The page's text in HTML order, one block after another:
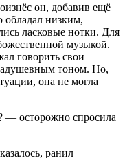
он, добавив ещё
обладал низким,
ласковые нотки. Для
музыкой.
говорить свои
тоном. Но,
она не могла
— осторожно спросила
ранил